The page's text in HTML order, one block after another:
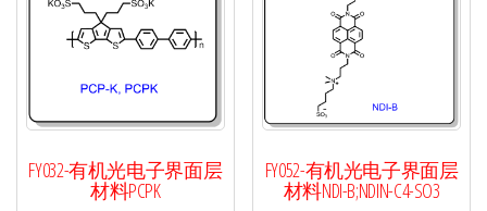
FY032-有机光电子界面层
材料PCPK
FY052-有机光电子界面层
材料NDI-B;NDIN-C4-SO3